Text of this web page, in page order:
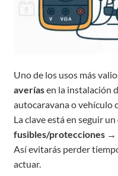
Uno de los usos más
averíasen la instalación
autocaravana o vehículo
La clave está en seguir
fusibles/protecciones →
Así evitarás perder
actuar.